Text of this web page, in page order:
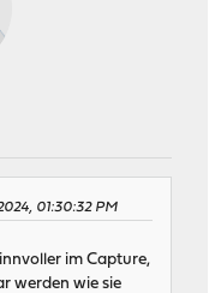
01:30:32 PM
im Capture,
werden wie sie